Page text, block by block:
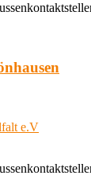
e.V